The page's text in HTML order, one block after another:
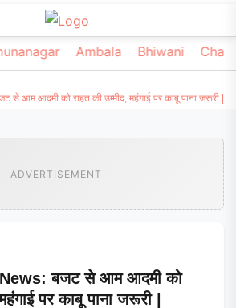
Ambala Bhiwani
आम आदमी को राहत की उम्मीद, महंगाई पर काबू पाना जरूरी |
ADVERTISEMENT
बजट से आम आदमी को
पर काबू पाना जरूरी |